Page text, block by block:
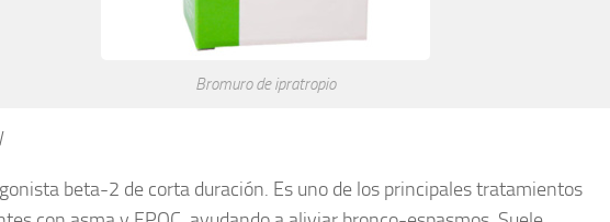
Bromuro de ipratropio
beta-2 de corta duración. Es uno de los principales tratamientos